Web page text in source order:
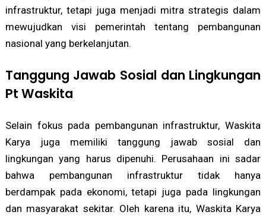
infrastruktur, tetapi juga menjadi mitra strategis dalam
mewujudkan visi pemerintah tentang pembangunan
nasional yang berkelanjutan.
Tanggung Jawab Sosial dan Lingkungan
Pt Waskita
Selain fokus pada pembangunan infrastruktur, Waskita
Karya juga memiliki tanggung jawab sosial dan
lingkungan yang harus dipenuhi. Perusahaan ini sadar
bahwa pembangunan infrastruktur tidak hanya
berdampak pada ekonomi, tetapi juga pada lingkungan
dan masyarakat sekitar. Oleh karena itu, Waskita Karya